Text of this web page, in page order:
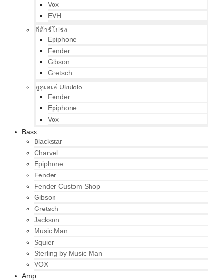
Vox
EVH
กีต้าร์โปร่ง
Epiphone
Fender
Gibson
Gretsch
อูคูเลเล่ Ukulele
Fender
Epiphone
Vox
Bass
Blackstar
Charvel
Epiphone
Fender
Fender Custom Shop
Gibson
Gretsch
Jackson
Music Man
Squier
Sterling by Music Man
VOX
Amp